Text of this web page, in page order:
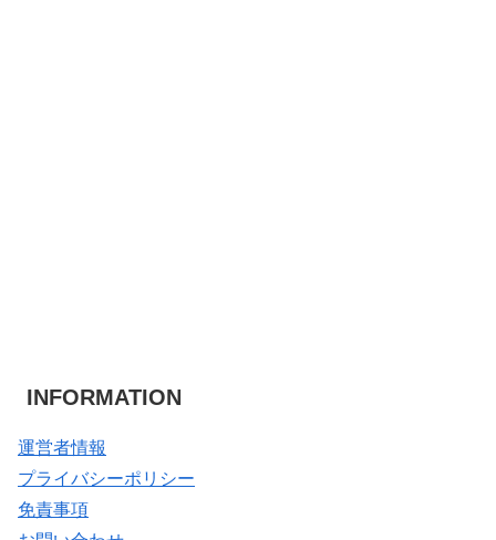
INFORMATION
運営者情報
プライバシーポリシー
免責事項